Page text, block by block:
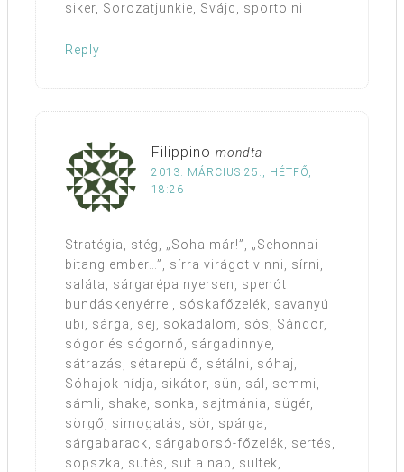
siker, Sorozatjunkie, Svájc, sportolni
Reply
Filippino mondta
2013. MÁRCIUS 25., HÉTFŐ,
18:26
Stratégia, stég, „Soha már!”, „Sehonnai
bitang ember…”, sírra virágot vinni, sírni,
saláta, sárgarépa nyersen, spenót
bundáskenyérrel, sóskafőzelék, savanyú
ubi, sárga, sej, sokadalom, sós, Sándor,
sógor és sógornő, sárgadinnye,
sátrazás, sétarepülő, sétálni, sóhaj,
Sóhajok hídja, sikátor, sün, sál, semmi,
sámli, shake, sonka, sajtmánia, sügér,
sörgő, simogatás, sör, spárga,
sárgabarack, sárgaborsó-főzelék, sertés,
sopszka, sütés, süt a nap, sültek,